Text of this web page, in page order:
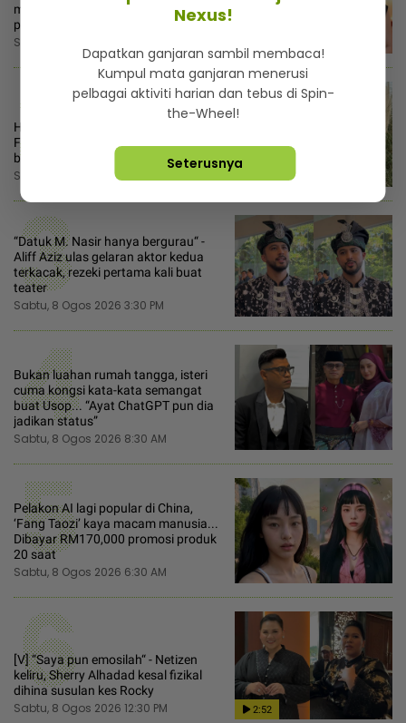
makanan salah guna nama untuk
pemasaran
Sabtu, 8 Ogos 2026 2:30 PM
2
Hidup Ji Soo berubah sejak pindah
Filipina, mula berjimat mekap pun
buat sendiri
Sabtu, 8 Ogos 2026 6:00 AM
3
“Datuk M. Nasir hanya bergurau“ -
Aliff Aziz ulas gelaran aktor kedua
terkacak, rezeki pertama kali buat
teater
Sabtu, 8 Ogos 2026 3:30 PM
4
Bukan luahan rumah tangga, isteri
cuma kongsi kata-kata semangat
buat Usop... “Ayat ChatGPT pun dia
jadikan status”
Sabtu, 8 Ogos 2026 8:30 AM
5
Pelakon AI lagi popular di China,
‘Fang Taozi’ kaya macam manusia...
Dibayar RM170,000 promosi produk
20 saat
Sabtu, 8 Ogos 2026 6:30 AM
6
[V] “Saya pun emosilah“ - Netizen
keliru, Sherry Alhadad kesal fizikal
dihina susulan kes Rocky
Sabtu, 8 Ogos 2026 12:30 PM 2:52
Nexus!
Dapatkan ganjaran sambil membaca!
Kumpul mata ganjaran menerusi
pelbagai aktiviti harian dan tebus di Spin-
the-Wheel!
Seterusnya